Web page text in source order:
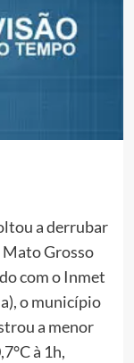
a derrubar
Grosso
com o Inmet
o município
a menor
à 1h,